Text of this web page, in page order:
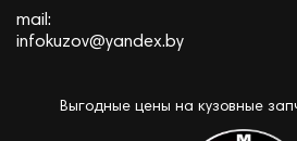
mail:
infokuzov@yandex.by
Выгодные цены на кузовные